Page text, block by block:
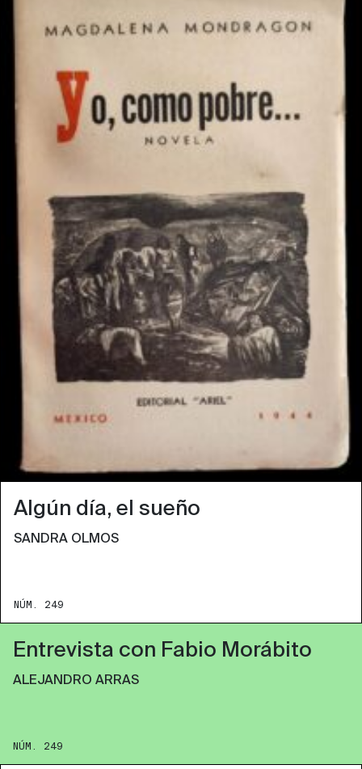
Algún día, el sueño
SANDRA OLMOS
NÚM. 249
Entrevista con Fabio Morábito
ALEJANDRO ARRAS
NÚM. 249